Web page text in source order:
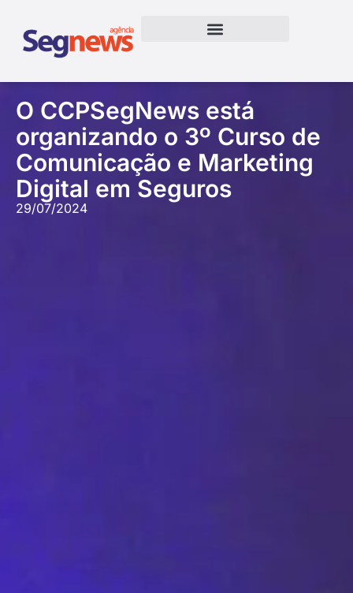
O CCPSegNews está
organizando o 3º Curso de
Comunicação e Marketing
Digital em Seguros
29/07/2024